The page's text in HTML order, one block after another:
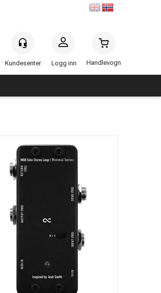
Logg inn Handlevogn